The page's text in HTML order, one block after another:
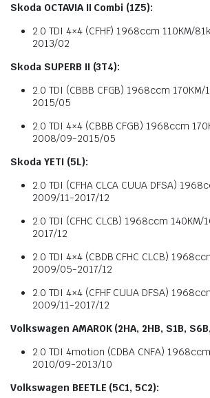
Skoda OCTAVIA II Combi (1Z5):
2.0 TDI 4×4 (CFHF) 1968ccm 110KM/
2013/02
Skoda SUPERB II (3T4):
2.0 TDI (CBBB CFGB) 1968ccm
2015/05
2.0 TDI 4×4 (CBBB CFGB) 1968ccm
2008/09-2015/05
Skoda YETI (5L):
2.0 TDI (CFHA CLCA CUUA DFSA)
2009/11-2017/12
2.0 TDI (CFHC CLCB) 1968ccm 140KM/
2017/12
2.0 TDI 4×4 (CBDB CFHC CLCB)
2009/05-2017/12
2.0 TDI 4×4 (CFHF CUUA DFSA)
2009/11-2017/12
Volkswagen AMAROK (2HA, 2HB, S1B,
2.0 TDI 4motion (CDBA CNFA)
2010/09-2013/10
Volkswagen BEETLE (5C1, 5C2):